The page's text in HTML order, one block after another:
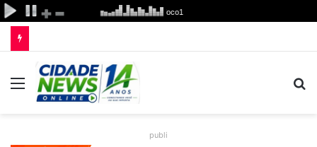
Menu
publi